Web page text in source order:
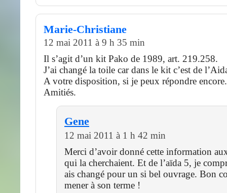
Marie-Christiane
12 mai 2011 à 9 h 35 min
Il s’agit d’un kit Pako de 1989, art. 219.258.
J’ai changé la toile car dans le kit c’est de
A votre disposition, si je peux répondre encore.
Amitiés.
Gene
12 mai 2011 à 1 h 42 min
Merci d’avoir donné cette information
qui la cherchaient. Et de l’aïda 5, je
ais changé pour un si bel ouvrage. Bon
mener à son terme !